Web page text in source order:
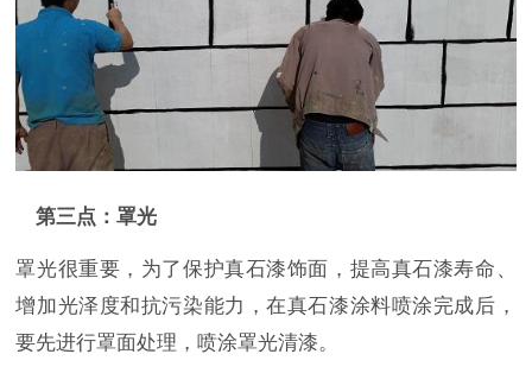
第三点：罩光
罩光很重要，为了保护真石漆饰面，提高真石漆寿命、
增加光泽度和抗污染能力，在真石漆涂料喷涂完成后，
要先进行罩面处理，喷涂罩光清漆。